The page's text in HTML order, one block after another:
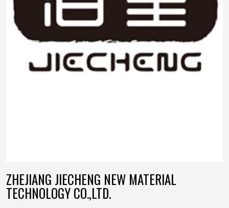
ZHEJIANG JIECHENG NEW MATERIAL
TECHNOLOGY CO.,LTD.